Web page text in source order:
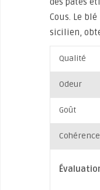
Cous. Le
sicilien,
Qualité
Odeur
Goût
Cohérence